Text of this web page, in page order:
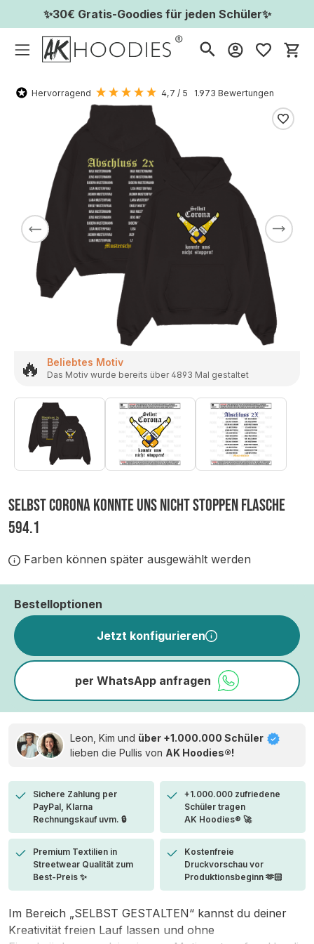
✨30€ Gratis-Goodies für jeden Schüler✨
Hervorragend 4,7 / 5 1.973 Bewertungen
🔥 Beliebtes Motiv
Das Motiv wurde bereits über 4893 Mal gestaltet
SELBST CORONA KONNTE UNS NICHT STOPPEN FLASCHE
594.1
Farben können später ausgewählt werden
Bestelloptionen
Jetzt konfigurieren
per WhatsApp anfragen
Leon, Kim und über +1.000.000 Schüler
lieben die Pullis von AK Hoodies®!
Sichere Zahlung per
PayPal, Klarna
Rechnungskauf uvm. 🔒
+1.000.000 zufriedene
Schüler tragen
AK Hoodies® 🚀
Premium Textilien in
Streetwear Qualität zum
Best-Preis ✨
Kostenfreie
Druckvorschau vor
Produktionsbeginn 🫶🏻
Im Bereich „SELBST GESTALTEN“ kannst du deiner
Kreativität freien Lauf lassen und ohne